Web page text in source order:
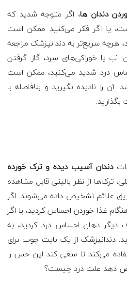
دندان ها، اگر متوجه شدید که
یا اگر فکر می‌کنید ممکن است
هرچه سریع‌تر به دندانپزشک مراجعه
آب یا خوراکی‌های سرد، گاز گرفتن
درد شدید می‌کنید، ممکن است
آن را نادیده نگیرید و بلافاصله با
بگذارید.
دندان آسیب دیده و ترک خورده
ترک‌ها از نظر بالینی قابل مشاهده
علائم تشخیص داده می‌شوند. اگر
غذا خوردن احساس کردید، یا اگر
دیگر دهان احساس درد کردید، به
دندانپزشک از یک بایت چوب برای
می‌کند تا سعی کند این حس را
دهد علت درد چیست؟